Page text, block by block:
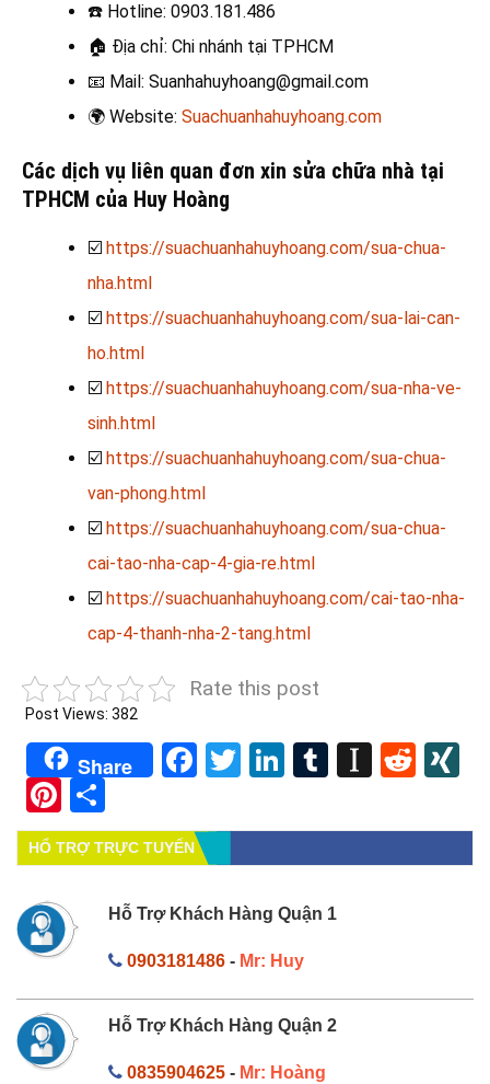
☎️ Hotline: 0903.181.486
🏠 Địa chỉ: Chi nhánh tại TPHCM
📧 Mail: Suanhahuyhoang@gmail.com
🌍 Website: Suachuanhahuyhoang.com
Các dịch vụ liên quan đơn xin sửa chữa nhà tại
TPHCM của Huy Hoàng
☑️ https://suachuanhahuyhoang.com/sua-chua-
nha.html
☑️ https://suachuanhahuyhoang.com/sua-lai-can-
ho.html
☑️ https://suachuanhahuyhoang.com/sua-nha-ve-
sinh.html
☑️ https://suachuanhahuyhoang.com/sua-chua-
van-phong.html
☑️ https://suachuanhahuyhoang.com/sua-chua-
cai-tao-nha-cap-4-gia-re.html
☑️ https://suachuanhahuyhoang.com/cai-tao-nha-
cap-4-thanh-nha-2-tang.html
Rate this post
Post Views: 382
Share Facebook
TwitterLinkedIn
Tumblr
Pinterest
HỔ TRỢ TRỰC TUYẾN
Hỗ Trợ Khách Hàng Quận 1
0903181486- Mr: Huy
Hỗ Trợ Khách Hàng Quận 2
0835904625- Mr: Hoàng